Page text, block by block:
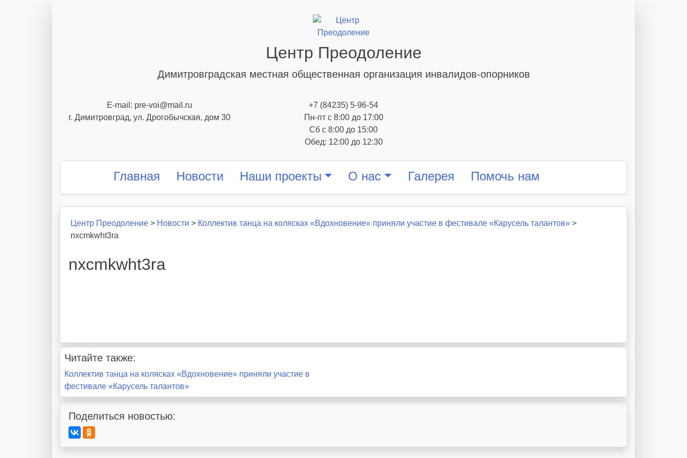
Центр Преодоление
Димитровградская местная общественная организация инвалидов-опорников
E-mail: pre-voi@mail.ru
г. Димитровград, ул. Дрогобычская, дом 30
+7 (84235) 5-96-54
Пн-пт с 8:00 до 17:00
Сб с 8:00 до 15:00
Обед: 12:00 до 12:30
Главная Новости Наши проекты О нас Галерея Помочь нам
Центр Преодоление > Новости > Коллектив танца на колясках «Вдохновение» приняли участие в фестивале «Карусель талантов» >
nxcmkwht3ra
nxcmkwht3ra
Читайте также:
Навигация
по
записям
Коллектив танца на колясках «Вдохновение» приняли участие в
фестивале «Карусель талантов»
Поделиться новостью: